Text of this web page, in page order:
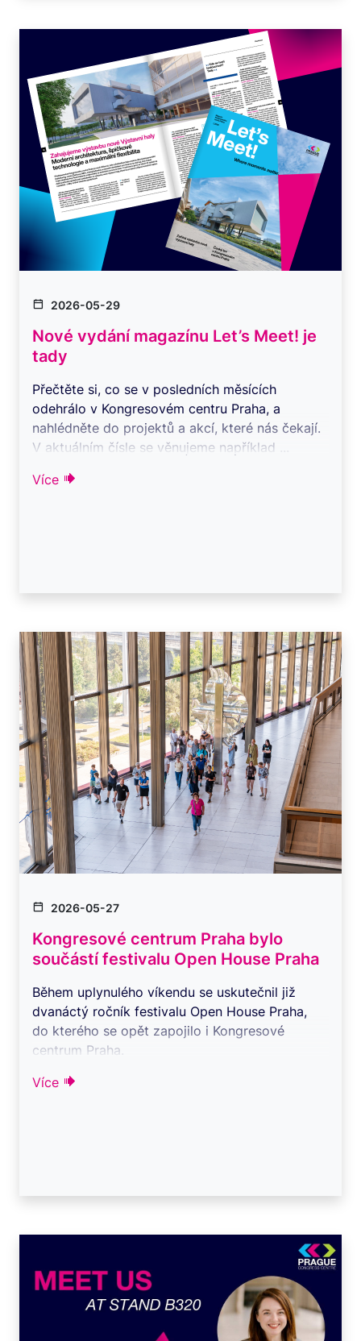
2026-05-29
Nové vydání magazínu Let’s Meet! je
tady
Přečtěte si, co se v posledních měsících
odehrálo v Kongresovém centru Praha, a
nahlédněte do projektů a akcí, které nás čekají.
V aktuálním čísle se věnujeme například ...
Více
2026-05-27
Kongresové centrum Praha bylo
součástí festivalu Open House Praha
Během uplynulého víkendu se uskutečnil již
dvanáctý ročník festivalu Open House Praha,
do kterého se opět zapojilo i Kongresové
centrum Praha.
Více